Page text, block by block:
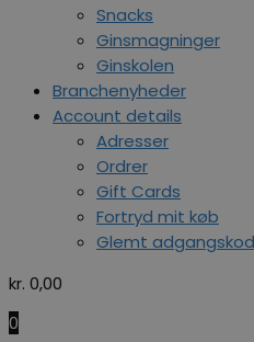
Snacks
Ginsmagninger
Ginskolen
Branchenyheder
Account details
Adresser
Ordrer
Gift Cards
Fortryd mit køb
Glemt
kr. 0,00
0